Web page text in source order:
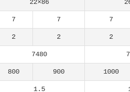
22×86
7 7 7
2 2 2
7480
800 900 1000
1.5